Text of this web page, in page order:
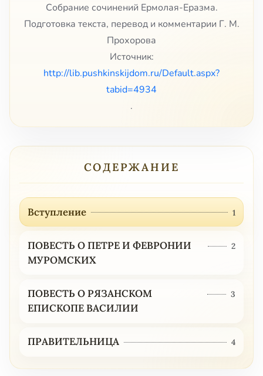
Собрание сочинений Ермолая-Еразма.
Подготовка текста, перевод и комментарии Г. М.
Прохорова
Источник:
http://lib.pushkinskijdom.ru/Default.aspx?
tabid=4934
.
СОДЕРЖАНИЕ
Вступление 1
ПОВЕСТЬ О ПЕТРЕ И ФЕВРОНИИ
МУРОМСКИХ
2
ПОВЕСТЬ О РЯЗАНСКОМ
ЕПИСКОПЕ ВАСИЛИИ
3
ПРАВИТЕЛЬНИЦА 4